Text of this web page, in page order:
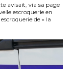
avisait, via sa page
escroquerie en
de « la